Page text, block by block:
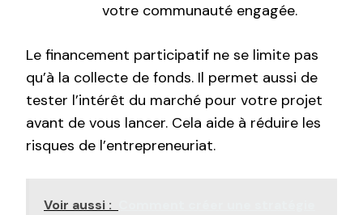
votre communauté engagée.
Le financement participatif ne se limite pas
qu’à la collecte de fonds. Il permet aussi de
tester l’intérêt du marché pour votre projet
avant de vous lancer. Cela aide à réduire les
risques de l’entrepreneuriat.
Voir aussi :